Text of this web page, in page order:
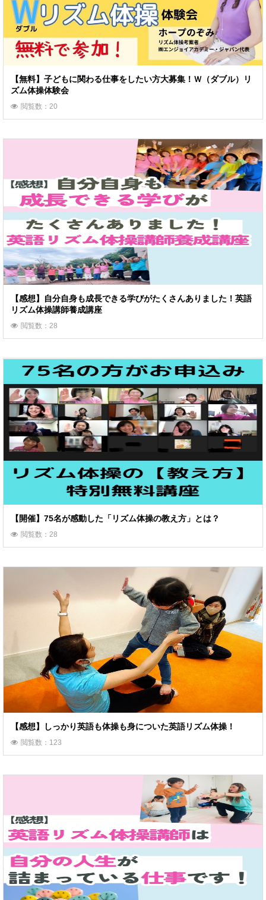
【無料】子どもに関わる仕事をしたい方大募集！Ｗ（ダブル）リ
ズム体操体験会
閲覧数：20
【感想】自分自身も成長できる学びがたくさんありました！英語
リズム体操講師養成講座
閲覧数：28
【開催】75名が感動した「リズム体操の教え方」とは？
閲覧数：28
【感想】しっかり英語も体操も身についた英語リズム体操！
閲覧数：123